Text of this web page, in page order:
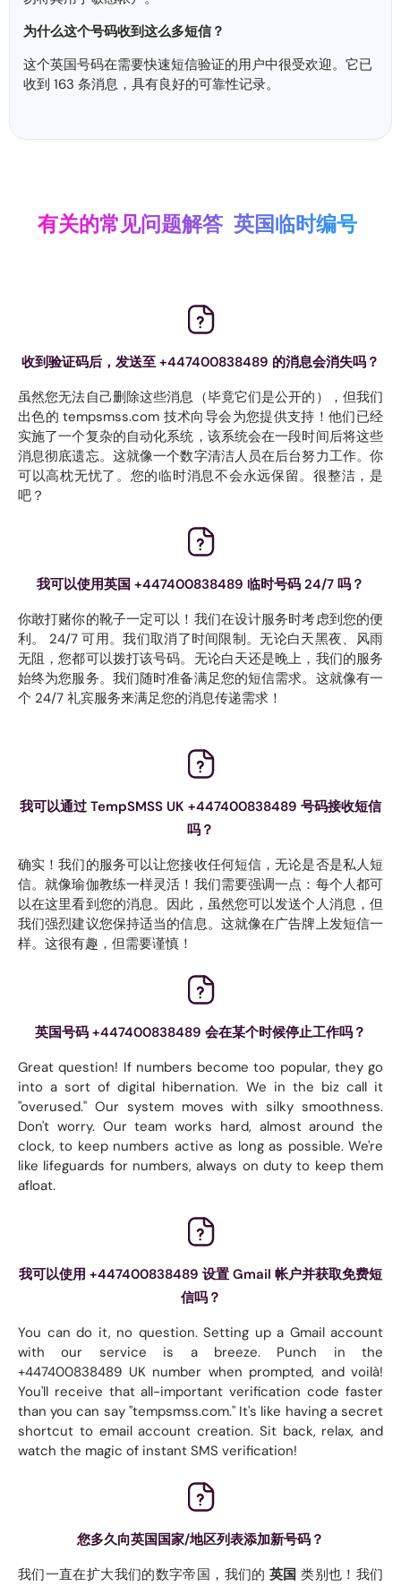
为什么这个号码收到这么多短信？
这个英国号码在需要快速短信验证的用户中很受欢迎。它已
收到 163 条消息，具有良好的可靠性记录。
有关的常见问题解答 英国临时编号
收到验证码后，发送至 +447400838489 的消息会消失吗？
虽然您无法自己删除这些消息（毕竟它们是公开的），但我们
出色的 tempsmss.com 技术向导会为您提供支持！他们已经
实施了一个复杂的自动化系统，该系统会在一段时间后将这些
消息彻底遗忘。这就像一个数字清洁人员在后台努力工作。你
可以高枕无忧了。您的临时消息不会永远保留。很整洁，是
吧？
我可以使用英国 +447400838489 临时号码 24/7 吗？
你敢打赌你的靴子一定可以！我们在设计服务时考虑到您的便
利。 24/7 可用。我们取消了时间限制。无论白天黑夜、风雨
无阻，您都可以拨打该号码。无论白天还是晚上，我们的服务
始终为您服务。我们随时准备满足您的短信需求。这就像有一
个 24/7 礼宾服务来满足您的消息传递需求！
我可以通过 TempSMSS UK +447400838489 号码接收短信
吗？
确实！我们的服务可以让您接收任何短信，无论是否是私人短
信。就像瑜伽教练一样灵活！我们需要强调一点：每个人都可
以在这里看到您的消息。因此，虽然您可以发送个人消息，但
我们强烈建议您保持适当的信息。这就像在广告牌上发短信一
样。这很有趣，但需要谨慎！
英国号码 +447400838489 会在某个时候停止工作吗？
Great question! If numbers become too popular, they go
into a sort of digital hibernation. We in the biz call it
"overused." Our system moves with silky smoothness.
Don't worry. Our team works hard, almost around the
clock, to keep numbers active as long as possible. We're
like lifeguards for numbers, always on duty to keep them
afloat.
我可以使用 +447400838489 设置 Gmail 帐户并获取免费短
信吗？
You can do it, no question. Setting up a Gmail account
with our service is a breeze. Punch in the
+447400838489 UK number when prompted, and voilà!
You'll receive that all-important verification code faster
than you can say "tempsmss.com." It's like having a secret
shortcut to email account creation. Sit back, relax, and
watch the magic of instant SMS verification!
您多久向英国国家/地区列表添加新号码？
我们一直在扩大我们的数字帝国，我们的英国 类别也！我们